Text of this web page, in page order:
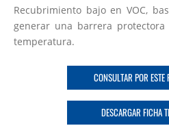
Recubrimiento bajo en VOC,
generar una barrera
temperatura.
CONSULTAR POR ESTE
DESCARGAR FICHA